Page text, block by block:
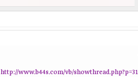
http://www.b44s.com/vb/